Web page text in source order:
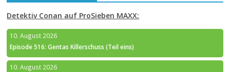
Detektiv Conan auf ProSieben MAXX:
10. August 2026
Episode 516: Gentas Killerschuss (Teil eins)
10. August 2026